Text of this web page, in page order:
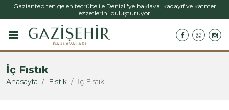
Gaziantep'ten gelen tecrübe ile Denizli'ye baklava, kadayıf ve katmer
lezzetlerini buluşturuyor.
İç Fıstık
Anasayfa Fıstık İç Fıstık